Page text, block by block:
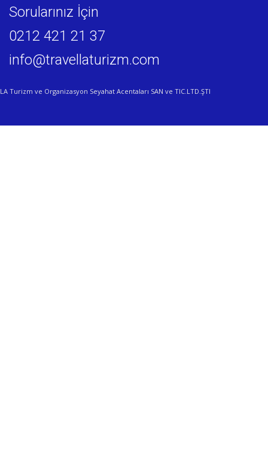
Sorularınız İçin
0212 421 21 37
info@travellaturizm.com
LA Turizm ve Organizasyon Seyahat Acentaları SAN ve TIC.LTD.ŞTI